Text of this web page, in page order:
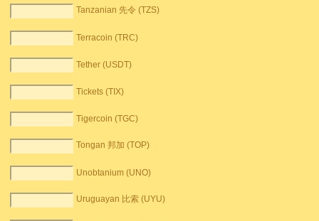
Tanzanian 先令 (TZS)
Terracoin (TRC)
Tether (USDT)
Tickets (TIX)
Tigercoin (TGC)
Tongan 邦加 (TOP)
Unobtanium (UNO)
Uruguayan 比索 (UYU)